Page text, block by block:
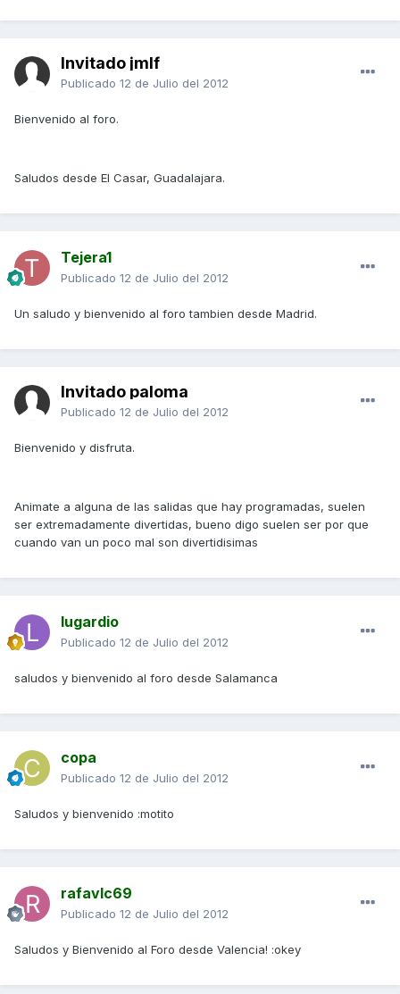
Invitado jmlf
Publicado 12 de Julio del 2012
Bienvenido al foro.
Saludos desde El Casar, Guadalajara.
Tejera1
Publicado 12 de Julio del 2012
Un saludo y bienvenido al foro tambien desde Madrid.
Invitado paloma
Publicado 12 de Julio del 2012
Bienvenido y disfruta.
Animate a alguna de las salidas que hay programadas, suelen
ser extremadamente divertidas, bueno digo suelen ser por que
cuando van un poco mal son divertidisimas
lugardio
Publicado 12 de Julio del 2012
saludos y bienvenido al foro desde Salamanca
copa
Publicado 12 de Julio del 2012
Saludos y bienvenido :motito
rafavlc69
Publicado 12 de Julio del 2012
Saludos y Bienvenido al Foro desde Valencia! :okey